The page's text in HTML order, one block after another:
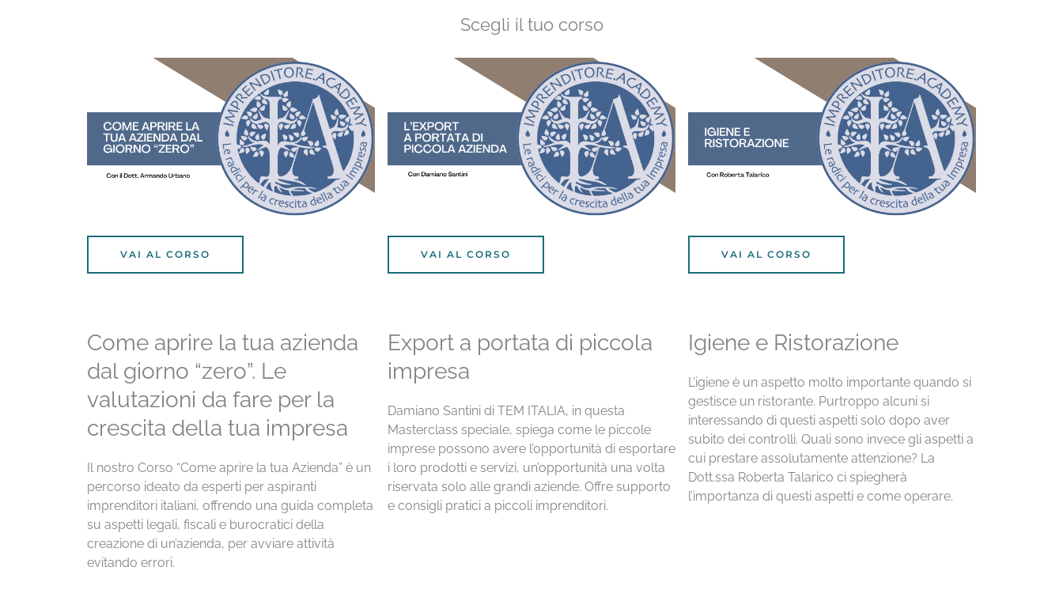
Scegli il tuo corso
VAI AL CORSO
Come aprire la tua azienda
dal giorno “zero”. Le
valutazioni da fare per la
crescita della tua impresa
Il nostro Corso “Come aprire la tua Azienda” è un
percorso ideato da esperti per aspiranti
imprenditori italiani, offrendo una guida completa
su aspetti legali, fiscali e burocratici della
creazione di un’azienda, per avviare attività
evitando errori.
VAI AL CORSO
Export a portata di piccola
impresa
Damiano Santini di TEM ITALIA, in questa
Masterclass speciale, spiega come le piccole
imprese possono avere l’opportunità di esportare
i loro prodotti e servizi, un’opportunità una volta
riservata solo alle grandi aziende. Offre supporto
e consigli pratici a piccoli imprenditori.
VAI AL CORSO
Igiene e Ristorazione
L’igiene è un aspetto molto importante quando si
gestisce un ristorante. Purtroppo alcuni si
interessando di questi aspetti solo dopo aver
subito dei controlli. Quali sono invece gli aspetti a
cui prestare assolutamente attenzione? La
Dott.ssa Roberta Talarico ci spiegherà
l’importanza di questi aspetti e come operare.